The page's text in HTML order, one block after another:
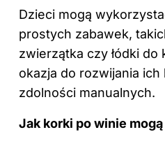
Dzieci mogą
prostych zabawek,
zwierzątka czy łódki do
okazja do rozwijania
zdolności manualnych.
Jak korki po winie